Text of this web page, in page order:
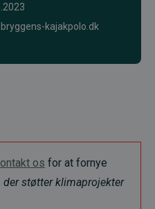
kajakpolo.dk
os for at fornye
der støtter klimaprojekter